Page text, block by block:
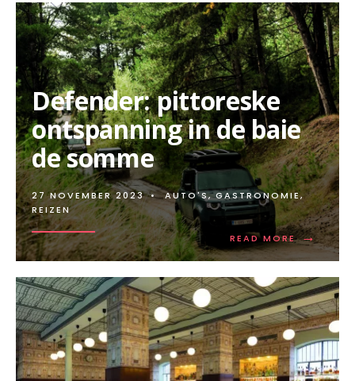
INDIAN
SUMMER
IN
KNOKKE
Defender: pittoreske
ontspanning in de baie
de somme
27 NOVEMBER 2023 • AUTO'S,GASTRONOMIE,
REIZEN
READ MORE →
READ
MORE:
IN
DE
BAIE
DE
SOMME